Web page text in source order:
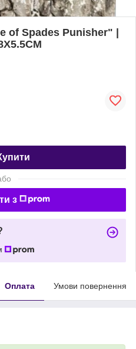
Spades Punisher" |
з
Оплата Умови повернення